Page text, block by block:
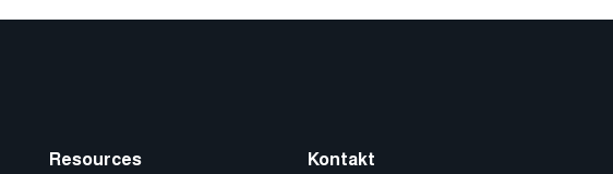
Resources Kontakt